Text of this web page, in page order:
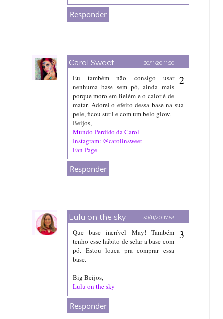
Responder
Carol Sweet 30/11/20 11:50
Eu também não consigo usar
nenhuma base sem pó, ainda mais
porque moro em Belém e o calor é de
matar. Adorei o efeito dessa base na sua
pele, ficou sutil e com um belo glow.
Beijos,
Mundo Perdido da Carol
Instagram: @carolinsweet
Fan Page
Responder
Lulu on the sky 30/11/20 17:53
Que base incrível May! Também
tenho esse hábito de selar a base com
pó. Estou louca pra comprar essa
base.
Big Beijos,
Lulu on the sky
Responder